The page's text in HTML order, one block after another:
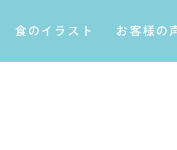
食のイラスト お客様の